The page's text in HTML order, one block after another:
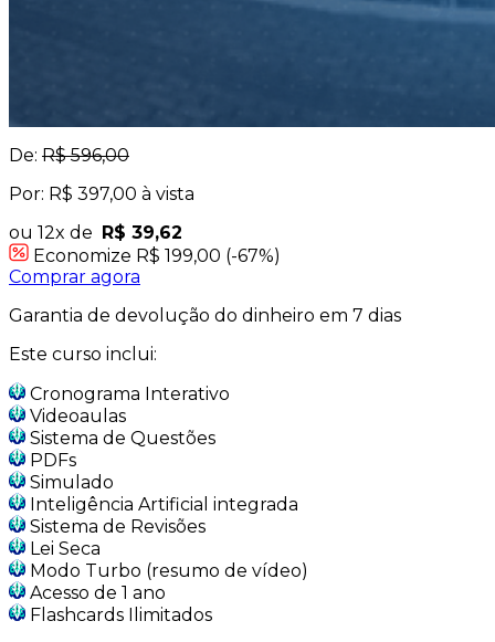
De: R$ 596,00
Por: R$ 397,00 à vista
ou 12x de
R$ 39,62
Economize R$ 199,00 (-67%)
Comprar agora
Garantia de devolução do dinheiro em 7 dias
Este curso inclui:
Cronograma Interativo
Videoaulas
Sistema de Questões
PDFs
Simulado
Inteligência Artificial integrada
Sistema de Revisões
Lei Seca
Modo Turbo (resumo de vídeo)
Acesso de 1 ano
Flashcards Ilimitados